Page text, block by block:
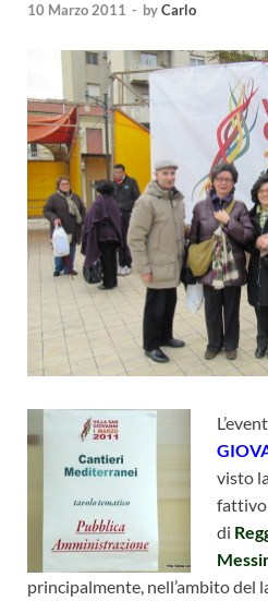
10 Marzo 2011 - byCarlo
visto
fattivo
di
principalmente, nell’ambito del